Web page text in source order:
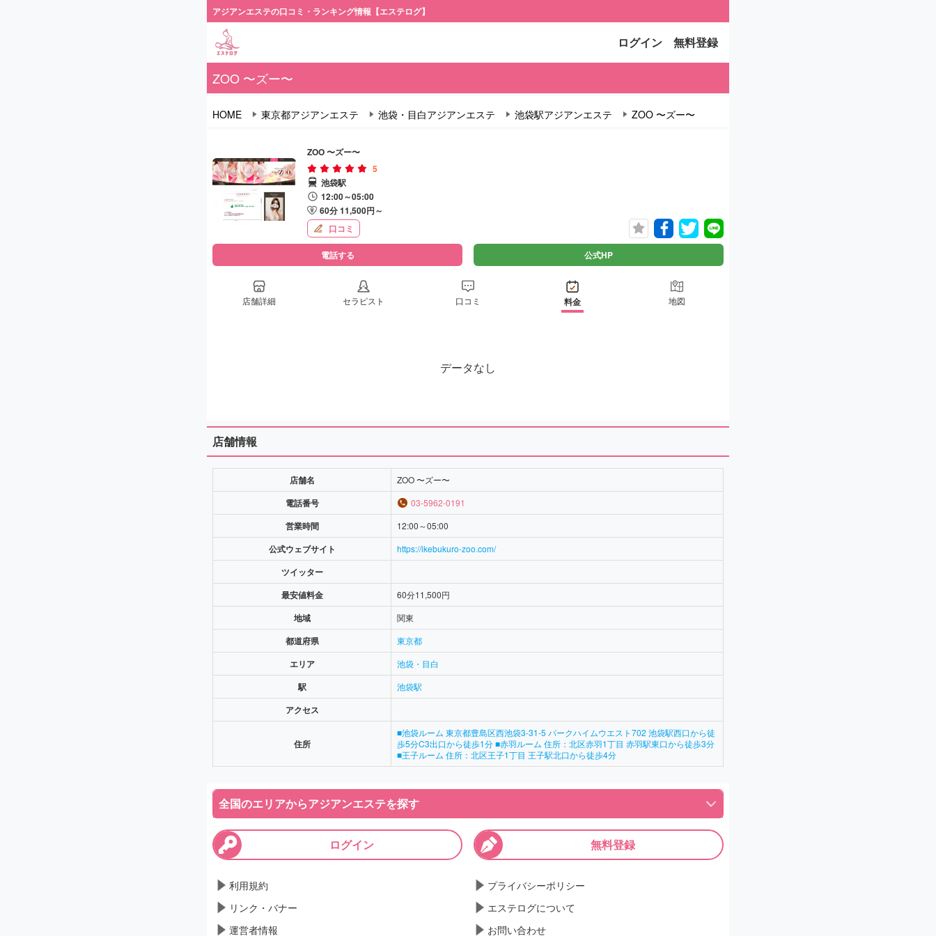
アジアンエステの口コミ・ランキング情報【エステログ】
ログイン 無料登録
ZOO 〜ズー〜
HOME 東京都アジアンエステ 池袋・目白アジアンエステ 池袋駅アジアンエステ ZOO 〜ズー〜
ZOO 〜ズー〜
5
池袋駅
12:00～05:00
60分 11,500円～
口コミ
電話する 公式HP
店舗詳細 セラピスト 口コミ 料金 地図
データなし
店舗情報
店舗名 ZOO 〜ズー〜
電話番号 03-5962-0191
営業時間 12:00～05:00
公式ウェブサイト https://ikebukuro-zoo.com/
ツイッター
最安値料金
60分11,500円
地域 関東
都道府県 東京都
エリア 池袋・目白
駅 池袋駅
アクセス
住所
■池袋ルーム 東京都豊島区西池袋3-31-5 パークハイムウエスト702 池袋駅西口から徒
歩5分C3出口から徒歩1分 ■赤羽ルーム 住所：北区赤羽1丁目 赤羽駅東口から徒歩3分
■王子ルーム 住所：北区王子1丁目 王子駅北口から徒歩4分
全国のエリアからアジアンエステを探す
ログイン 無料登録
利用規約
プライバシーポリシー
リンク・バナー
エステログについて
運営者情報
お問い合わせ